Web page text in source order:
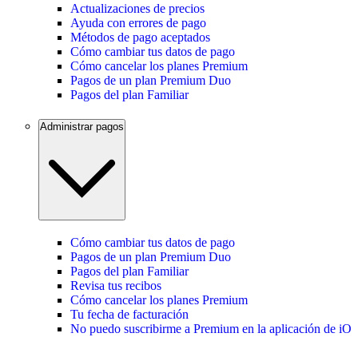
Actualizaciones de precios
Ayuda con errores de pago
Métodos de pago aceptados
Cómo cambiar tus datos de pago
Cómo cancelar los planes Premium
Pagos de un plan Premium Duo
Pagos del plan Familiar
Administrar pagos
Cómo cambiar tus datos de pago
Pagos de un plan Premium Duo
Pagos del plan Familiar
Revisa tus recibos
Cómo cancelar los planes Premium
Tu fecha de facturación
No puedo suscribirme a Premium en la aplicación de iOS